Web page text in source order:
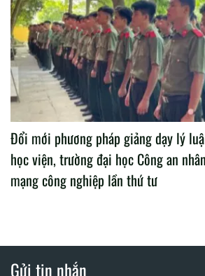
Đổi mới phương pháp giảng dạy lý
học viện, trường đại học Công an
mạng công nghiệp lần thứ tư
Gửi tin nhắn